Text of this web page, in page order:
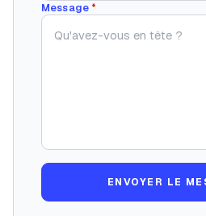
Message *
ENVOYER LE